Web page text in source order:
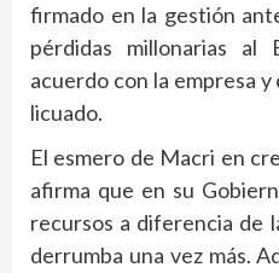
firmado en la gestión
pérdidas millonarias al
acuerdo con la empresa
licuado.
El esmero de Macri en
afirma que en su
recursos a diferencia de
derrumba una vez más.